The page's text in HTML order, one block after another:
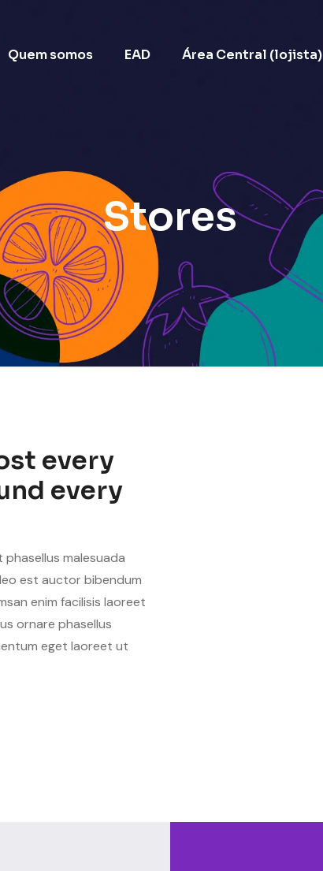
Quem somos EAD Área Central (lojista)
Stores
every
every
malesuada
est auctor bibendum
enim facilisis laoreet
ornare phasellus
eget laoreet ut